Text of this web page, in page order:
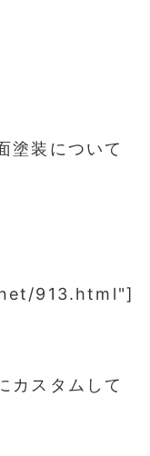
塗装について
913.html"]
カスタムして